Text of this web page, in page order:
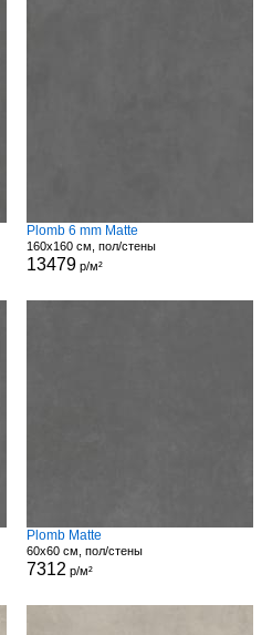
Plomb 6 mm Matte
160x160 см, пол/стены
13479 р/м²
Plomb Matte
60x60 см, пол/стены
7312 р/м²